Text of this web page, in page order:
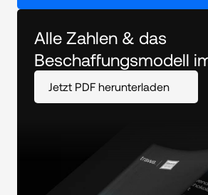
Alle Zahlen & das
Beschaffungsmodell
Jetzt PDF herunterladen